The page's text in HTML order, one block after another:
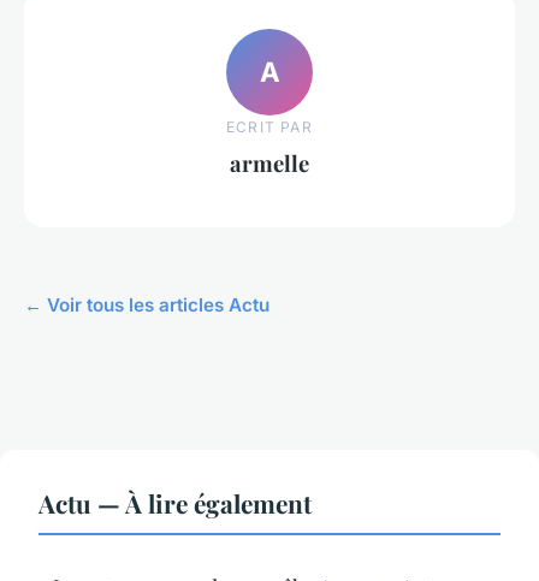
A
ECRIT PAR
armelle
← Voir tous les articles Actu
Actu — À lire également